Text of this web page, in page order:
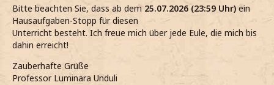
Bitte beachten Sie, dass ab dem 25.07.2026 (23:59 Uhr) ein
Hausaufgaben-Stopp für diesen
Unterricht besteht. Ich freue mich über jede Eule, die mich bis
dahin erreicht!
Zauberhafte Grüße
Professor Luminara Unduli